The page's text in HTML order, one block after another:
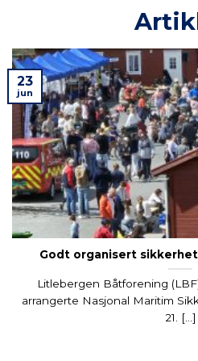
Godt organisert
Litlebergen Båtforening
arrangerte Nasjonal Maritim
21. [...]
23
jun